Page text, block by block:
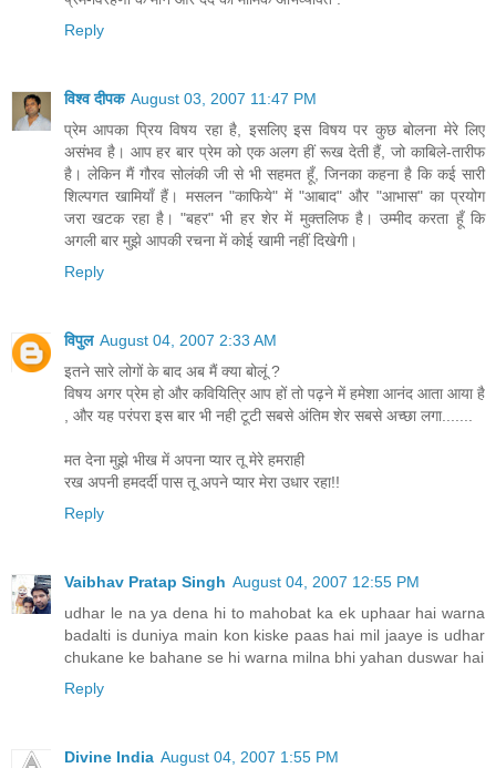
Reply
विश्व दीपक August 03, 2007 11:47 PM
प्रेम आपका प्रिय विषय रहा है, इसलिए इस विषय पर कुछ बोलना मेरे लिए
असंभव है। आप हर बार प्रेम को एक अलग हीं रूख देती हैं, जो काबिले-तारीफ
है। लेकिन मैं गौरव सोलंकी जी से भी सहमत हूँ, जिनका कहना है कि कई सारी
शिल्पगत खामियाँ हैं। मसलन "काफिये" में "आबाद" और "आभास" का प्रयोग
जरा खटक रहा है। "बहर" भी हर शेर में मुक्तलिफ है। उम्मीद करता हूँ कि
अगली बार मुझे आपकी रचना में कोई खामी नहीं दिखेगी।
Reply
विपुल August 04, 2007 2:33 AM
इतने सारे लोगों के बाद अब मैं क्या बोलूं ?
विषय अगर प्रेम हो और कवियित्रि आप हों तो पढ़ने में हमेशा आनंद आता आया है
, और यह परंपरा इस बार भी नही टूटी सबसे अंतिम शेर सबसे अच्छा लगा.......
मत देना मुझे भीख में अपना प्यार तू मेरे हमराही
रख अपनी हमदर्दी पास तू अपने प्यार मेरा उधार रहा!!
Reply
Vaibhav Pratap Singh August 04, 2007 12:55 PM
udhar le na ya dena hi to mahobat ka ek uphaar hai warna
badalti is duniya main kon kiske paas hai mil jaaye is udhar
chukane ke bahane se hi warna milna bhi yahan duswar hai
Reply
Divine India August 04, 2007 1:55 PM